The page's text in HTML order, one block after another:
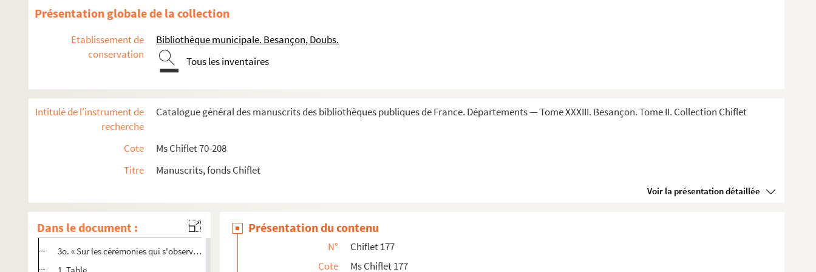
Présentation globale de la collection
Etablissement de
conservation
Bibliothèque municipale. Besançon, Doubs.
Tous les inventaires
Intitulé de l'instrument de
recherche
Catalogue général des manuscrits des bibliothèques publiques de France. Départements — Tome XXXIII. Besançon. Tome II. Collection Chiflet
Cote
Ms Chiflet 70-208
Titre
Manuscrits, fonds Chiflet
Voir la présentation détaillée
Dans le document :
Ms Chiflet 167. Recueil de numismatique
Ms Chiflet 168. « Relacion de las cerimonias que se han de guardar quando Su Magestad hecha el collar de su real man...
Ms Chiflet 169-170. « Institutiones [juris caesarei et] juris canonici..., ab erudito viro Joanne Symone Clerc dictatae ...
Ms Chiflet 172. « Formulaire des superscriptions de lettres en la secrétairie et chancellerie de l'Empereur, dressé ...
Ms Chiflet 173. « Vida de la Madre Ana de S. Bartholome, compañera de la santa Madre Teresa de Jesus, fundadora y pr...
Ms Chiflet 175. Joannis Jacobi Chifletii Miscellanea genealogica
Ms Chiflet 176. Jo. Jac. Chifletii Miscellanea numismatica et archeologica
1o. « Recherches de Jean-Jacques Chiflet et de Jules Chiflet, son fils, sur les cérémonies usitées dans ...
2o. « Recherches sur les armoiries, sur l'origine des différentes pièces dont elles sont composées »
3o. « Sur les cérémonies qui s'observent dans la réception des chanoinesses de Nivelles et de Mons pour ...
Présentation du contenu
N°
Chiflet 177
Cote
Ms Chiflet 177